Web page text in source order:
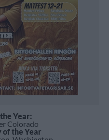
Year:
Colorado
of the Year